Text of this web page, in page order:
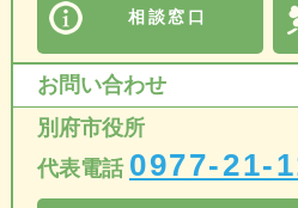
相談窓口
お問い合わせ
別府市役所
代表電話 0977-21-